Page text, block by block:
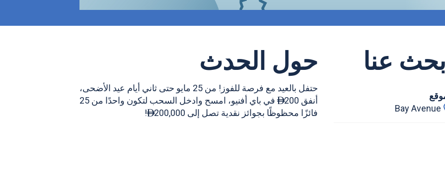
حول الحدث
حتفل بالعيد مع فرصة للفوز! من 25 مايو حتى ثاني أيام عيد الأضحى،
أنفق 200

في باي أفنيو، امسح وادخل السحب لتكون واحدًا من 25
فائزًا محظوظًا بجوائز نقدية تصل إلى 200,000

!
عنا
Bay Avenue